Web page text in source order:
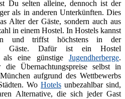
Du selten alleine, dennoch ist der
als in anderen Unterkünften. Dies
Alter der Gäste, sondern auch aus
in einem Hostel. In Hostels kannst
und triffst höchstens in der
Gäste. Dafür ist ein Hostel
als eine günstige Jugendherberge.
die Übernachtungspreise selbst in
aufgrund des Wettbewerbs
Wo Hotels unbezahlbar sind,
Alternative, die sich jeder Gast